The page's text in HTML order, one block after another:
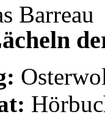
Barreau